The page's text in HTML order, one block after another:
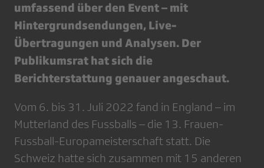
umfassend über den Event – mit
Hintergrundsendungen, Live-
Übertragungen und Analysen. Der
Publikumsrat hat sich die
Berichterstattung genauer angeschaut.
Vom 6. bis 31. Juli 2022 fand in England – im
Mutterland des Fussballs – die 13. Frauen-
Fussball-Europameisterschaft statt. Die
Schweiz hatte sich zusammen mit 15 anderen